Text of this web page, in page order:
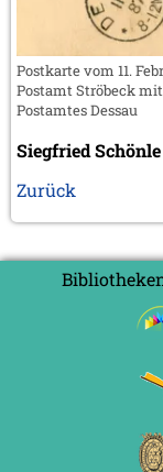
Postkarte vom 11.
Postamt Ströbeck
Postamtes Dessau
Siegfried Schönle
Zurück